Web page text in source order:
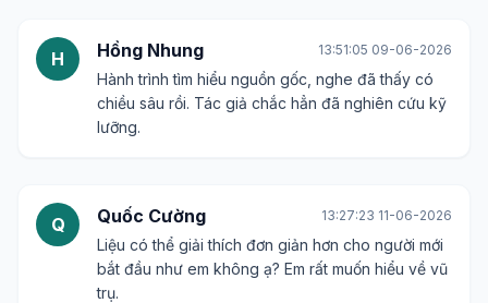
H Hồng Nhung 13:51:05 09-06-2026
Hành trình tìm hiểu nguồn gốc, nghe đã thấy có
chiều sâu rồi. Tác giả chắc hẳn đã nghiên cứu kỹ
lưỡng.
Q Quốc Cường 13:27:23 11-06-2026
Liệu có thể giải thích đơn giản hơn cho người mới
bắt đầu như em không ạ? Em rất muốn hiểu về vũ
trụ.